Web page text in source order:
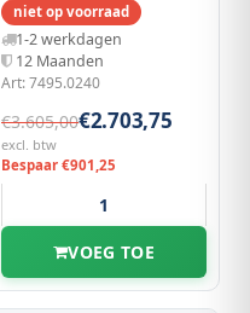
niet op voorraad
1-2 werkdagen
12 Maanden
Art: 7495.0240
€3.605,00€2.703,75
excl. btw
Bespaar €901,25
VOEG TOE